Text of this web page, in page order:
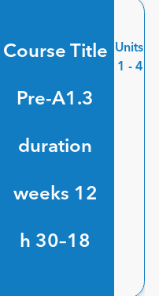
Units
1 - 4
Course Title
Pre-A1.3
duration
12 weeks
18–30 h